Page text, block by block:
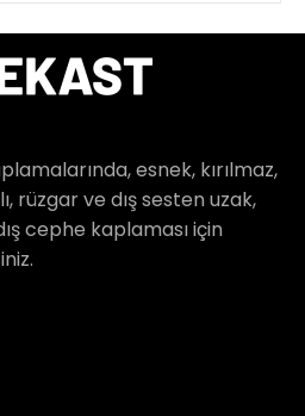
esnek, kırılmaz,
rüzgar ve dış sesten uzak,
cephe kaplaması için